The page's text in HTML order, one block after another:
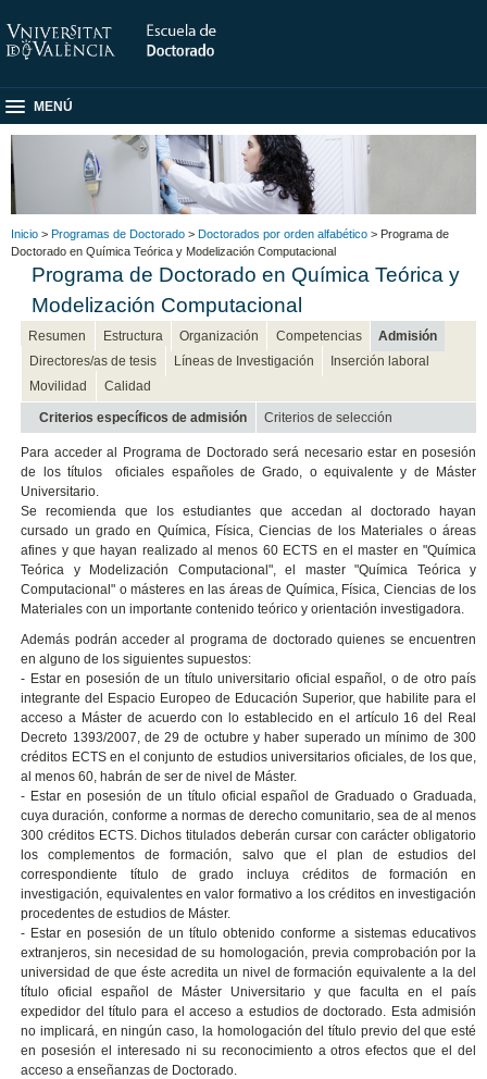
MENÚ
Inicio > Programas de Doctorado > Doctorados por orden alfabético > Programa de
Doctorado en Química Teórica y Modelización Computacional
Programa de Doctorado en Química Teórica y
Modelización Computacional
Resumen Estructura Organización Competencias
Admisión
Directores/as de tesis
Líneas de Investigación
Inserción laboral
Movilidad
Calidad
Criterios específicos de admisión Criterios de selección
Para acceder al Programa de Doctorado será necesario estar en posesión
de los títulos oficiales españoles de Grado, o equivalente y de Máster
Universitario.
Se recomienda que los estudiantes que accedan al doctorado hayan
cursado un grado en Química, Física, Ciencias de los Materiales o áreas
afines y que hayan realizado al menos 60 ECTS en el master en "Química
Teórica y Modelización Computacional", el master "Química Teórica y
Computacional" o másteres en las áreas de Química, Física, Ciencias de los
Materiales con un importante contenido teórico y orientación investigadora.
Además podrán acceder al programa de doctorado quienes se encuentren
en alguno de los siguientes supuestos:
- Estar en posesión de un título universitario oficial español, o de otro país
integrante del Espacio Europeo de Educación Superior, que habilite para el
acceso a Máster de acuerdo con lo establecido en el artículo 16 del Real
Decreto 1393/2007, de 29 de octubre y haber superado un mínimo de 300
créditos ECTS en el conjunto de estudios universitarios oficiales, de los que,
al menos 60, habrán de ser de nivel de Máster.
- Estar en posesión de un título oficial español de Graduado o Graduada,
cuya duración, conforme a normas de derecho comunitario, sea de al menos
300 créditos ECTS. Dichos titulados deberán cursar con carácter obligatorio
los complementos de formación, salvo que el plan de estudios del
correspondiente título de grado incluya créditos de formación en
investigación, equivalentes en valor formativo a los créditos en investigación
procedentes de estudios de Máster.
- Estar en posesión de un título obtenido conforme a sistemas educativos
extranjeros, sin necesidad de su homologación, previa comprobación por la
universidad de que éste acredita un nivel de formación equivalente a la del
título oficial español de Máster Universitario y que faculta en el país
expedidor del título para el acceso a estudios de doctorado. Esta admisión
no implicará, en ningún caso, la homologación del título previo del que esté
en posesión el interesado ni su reconocimiento a otros efectos que el del
acceso a enseñanzas de Doctorado.